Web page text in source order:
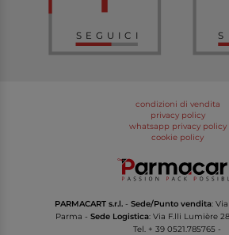
SEGUICI
condizioni di vendita
privacy policy
whatsapp privacy policy
cookie policy
PARMACART s.r.l. -Sede/Punto vendita:
Parma -Sede Logistica: Via F.lli Lumière
Tel. + 39 0521.785765 -